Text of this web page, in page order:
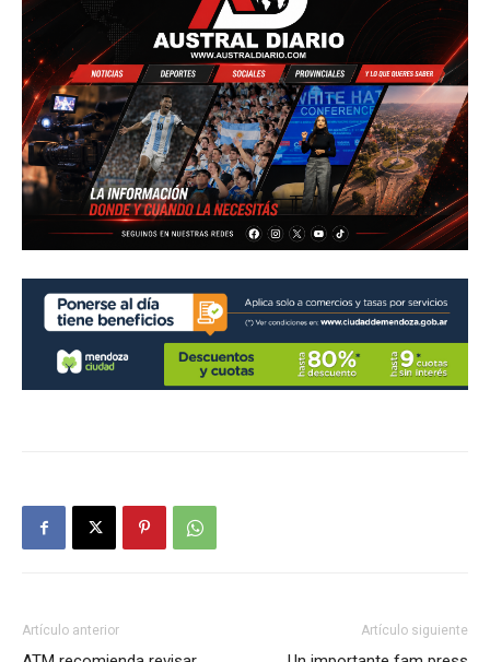
Artículo anterior Artículo siguiente